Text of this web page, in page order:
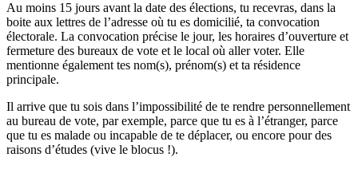
Au moins 15 jours avant la date des élections, tu recevras, dans la
boite aux lettres de l’adresse où tu es domicilié, ta convocation
électorale. La convocation précise le jour, les horaires d’ouverture et
fermeture des bureaux de vote et le local où aller voter. Elle
mentionne également tes nom(s), prénom(s) et ta résidence
principale.
Il arrive que tu sois dans l’impossibilité de te rendre personnellement
au bureau de vote, par exemple, parce que tu es à l’étranger, parce
que tu es malade ou incapable de te déplacer, ou encore pour des
raisons d’études (vive le blocus !).